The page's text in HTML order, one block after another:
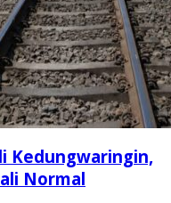
Kedungwaringin,
Normal